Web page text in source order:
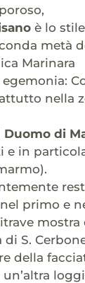
è lo
metà
Marinara
nella
Duomo di
in
primo e
S.
della